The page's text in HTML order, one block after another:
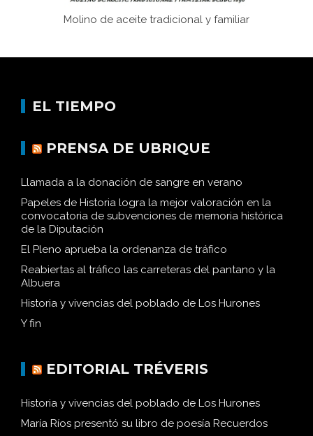
Molino de aceite tradicional y familiar
EL TIEMPO
PRENSA DE UBRIQUE
Llamada a la donación de sangre en verano
Papeles de Historia logra la mejor valoración en la
convocatoria de subvenciones de memoria histórica
de la Diputación
El Pleno aprueba la ordenanza de tráfico
Reabiertas al tráfico las carreteras del pantano y la
Albuera
Historia y vivencias del poblado de Los Hurones
Y fin
EDITORIAL TRÉVERIS
Historia y vivencias del poblado de Los Hurones
María Ríos presentó su libro de poesía Recuerdos